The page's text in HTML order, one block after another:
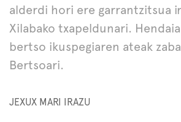
alderdi hori ere garrantzitsua
Xilabako txapeldunari.
bertso ikuspegiaren ateak
Bertsoari.
JEXUX MARI IRAZU